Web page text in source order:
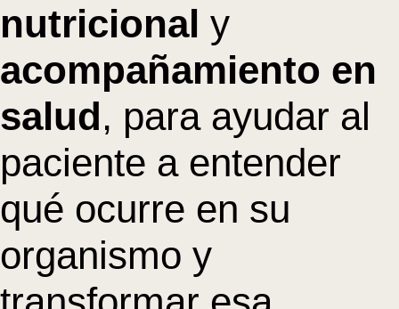
nutricional y
acompañamiento en
salud, para ayudar al
paciente a entender
qué ocurre en su
organismo y